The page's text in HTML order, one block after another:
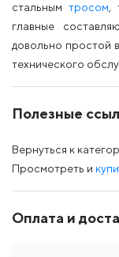
стальнымтросом
главные
довольно простой
технического
Полезные
Вернуться к
Просмотреть и
Оплата и